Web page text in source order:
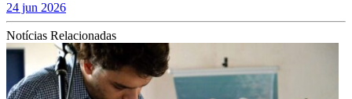
24 jun 2026
Notícias Relacionadas